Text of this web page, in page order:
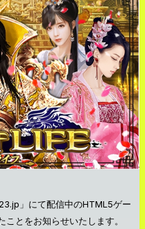
」にて配信中のHTML5ゲー
とをお知らせいたします。